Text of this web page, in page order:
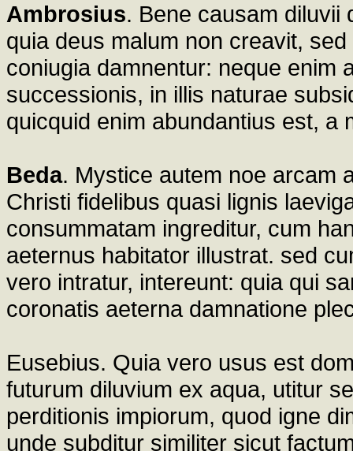
Ambrosius. Bene causam
quia deus malum non creavit,
coniugia damnentur: neque enim
successionis, in illis naturae
quicquid enim abundantius est, a
Beda. Mystice autem noe arcam
Christi fidelibus quasi lignis
consummatam ingreditur, cum
aeternus habitator illustrat. sed
vero intratur, intereunt: quia qui
coronatis aeterna damnatione
Eusebius. Quia vero usus est
futurum diluvium ex aqua, utitur
perditionis impiorum, quod igne
unde subditur similiter sicut